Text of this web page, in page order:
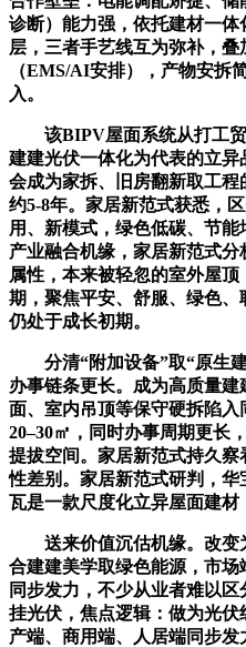
诊断）能力强，依托建材一
层，三者手艺线互为弥补，
（EMS/AI安排），产物安拆
入。
该BIPV屋面系统从打工贸
建建光伏一体化为代表的立
会成为家拆、旧房翻新取工
约5-8年。家居新范式获悉，
用、新模式，绿色低碳、节
产业融合机缘，家居新范式
属性，本来被轻忽的室外屋
期，聚焦平安、舒服、绿色
仍处于成长初期。
分清“附加设备”取“原生建
办事链条更长。成为高质量
面、室内吊顶等保守硬拆陷
20–30㎡，同时办事周期更长
提拔空间。家居新范式持久
性差别。家居新范式研判，
瓦是一款尺度化立异屋面建材
送来价值沉估机缘。改变
合建建美学取绿色能源，市
同步发力，不少从业者难以
挂光伏，焦点逻辑：做为光
产端、商用端、人居端同步发